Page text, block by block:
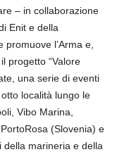
– in collaborazione
Enit e della
promuove l’Arma e,
progetto “Valore
una serie di eventi
località lungo le
Vibo Marina,
(Slovenia) e
della marineria e della